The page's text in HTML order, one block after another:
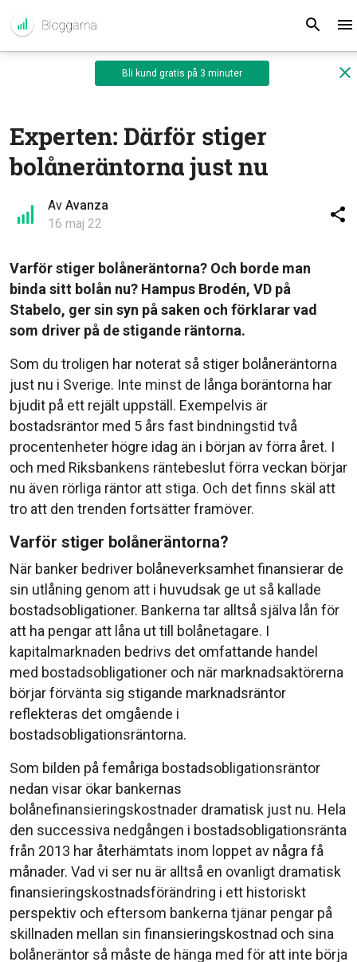
Bli kund gratis på 3 minuter
Experten: Därför stiger
bolåneräntorna just nu
Av Avanza
16 maj 22
Varför stiger bolåneräntorna? Och borde man
binda sitt bolån nu? Hampus Brodén, VD på
Stabelo, ger sin syn på saken och förklarar vad
som driver på de stigande räntorna.
Som du troligen har noterat så stiger bolåneräntorna
just nu i Sverige. Inte minst de långa boräntorna har
bjudit på ett rejält uppställ. Exempelvis är
bostadsräntor med 5 års fast bindningstid två
procentenheter högre idag än i början av förra året. I
och med Riksbankens räntebeslut förra veckan börjar
nu även rörliga räntor att stiga. Och det finns skäl att
tro att den trenden fortsätter framöver.
Varför stiger bolåneräntorna?
När banker bedriver bolåneverksamhet finansierar de
sin utlåning genom att i huvudsak ge ut så kallade
bostadsobligationer. Bankerna tar alltså själva lån för
att ha pengar att låna ut till bolånetagare. I
kapitalmarknaden bedrivs det omfattande handel
med bostadsobligationer och när marknadsaktörerna
börjar förvänta sig stigande marknadsräntor
reflekteras det omgående i
bostadsobligationsräntorna.
Som bilden på femåriga bostadsobligationsräntor
nedan visar ökar bankernas
bolånefinansieringskostnader dramatisk just nu. Hela
den successiva nedgången i bostadsobligationsränta
från 2013 har återhämtats inom loppet av några få
månader. Vad vi ser nu är alltså en ovanligt dramatisk
finansieringskostnadsförändring i ett historiskt
perspektiv och eftersom bankerna tjänar pengar på
skillnaden mellan sin finansieringskostnad och sina
bolåneräntor så måste de hänga med för att inte börja